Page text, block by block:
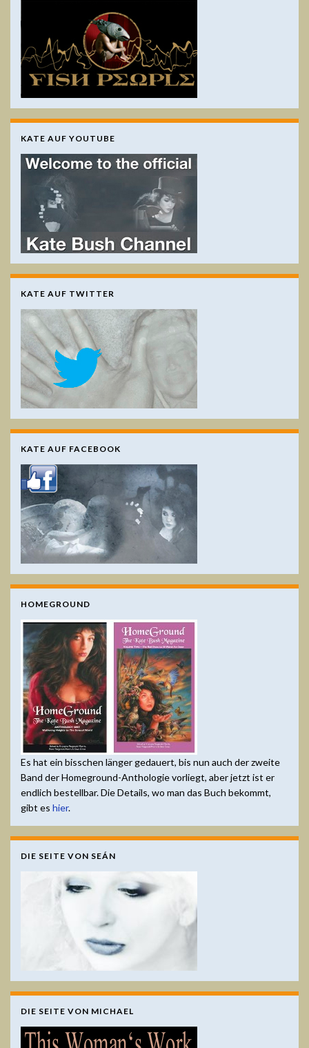
KATE AUF YOUTUBE
KATE AUF TWITTER
KATE AUF FACEBOOK
HOMEGROUND
Es hat ein bisschen länger gedauert, bis nun auch der zweite
Band der Homeground-Anthologie vorliegt, aber jetzt ist er
endlich bestellbar. Die Details, wo man das Buch bekommt,
gibt es hier.
DIE SEITE VON SEÁN
DIE SEITE VON MICHAEL